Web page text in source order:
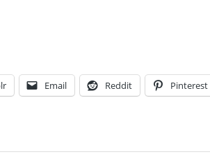
Email Reddit Pinterest